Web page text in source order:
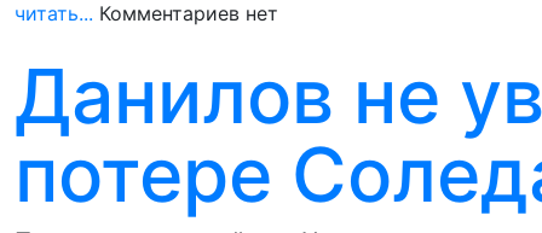
читать... Комментариев нет
Данилов не
потере